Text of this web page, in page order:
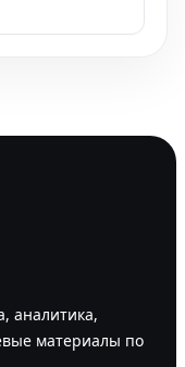
аналитика,
материалы по